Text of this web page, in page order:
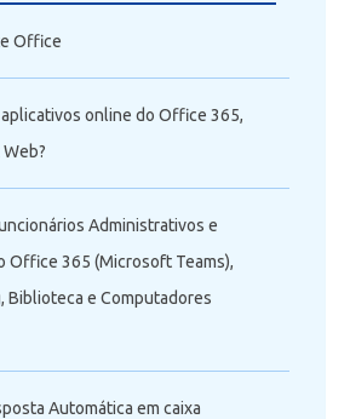
Office
online do Office 365,
Administrativos e
Office 365 (Microsoft Teams),
Biblioteca e Computadores
Automática em caixa